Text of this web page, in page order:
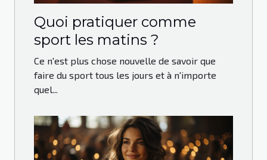
Quoi pratiquer comme
sport les matins ?
Ce n'est plus chose nouvelle de savoir que
faire du sport tous les jours et à n'importe
quel...